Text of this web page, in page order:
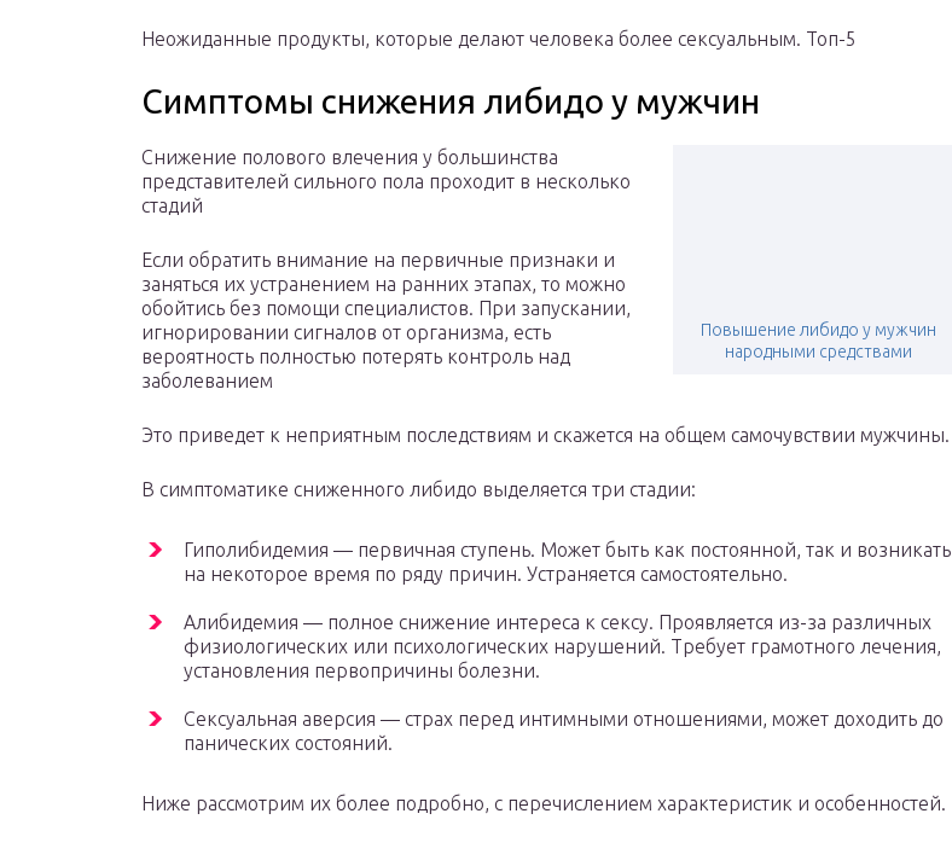
Неожиданные продукты, которые делают человека более сексуальным. Топ-5
Симптомы снижения либидо у мужчин
Повышение либидо у мужчин
народными средствами
Снижение полового влечения у большинства
представителей сильного пола проходит в несколько
стадий
Если обратить внимание на первичные признаки и
заняться их устранением на ранних этапах, то можно
обойтись без помощи специалистов. При запускании,
игнорировании сигналов от организма, есть
вероятность полностью потерять контроль над
заболеванием
Это приведет к неприятным последствиям и скажется на общем самочувствии мужчины.
В симптоматике сниженного либидо выделяется три стадии:
Гиполибидемия — первичная ступень. Может быть как постоянной, так и возникать
на некоторое время по ряду причин. Устраняется самостоятельно.
Алибидемия — полное снижение интереса к сексу. Проявляется из-за различных
физиологических или психологических нарушений. Требует грамотного лечения,
установления первопричины болезни.
Сексуальная аверсия — страх перед интимными отношениями, может доходить до
панических состояний.
Ниже рассмотрим их более подробно, с перечислением характеристик и особенностей.